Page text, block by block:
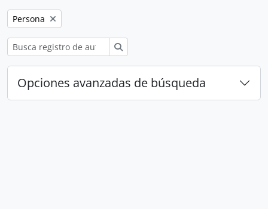
Remove filter:
Persona
Opciones avanzadas de búsqueda